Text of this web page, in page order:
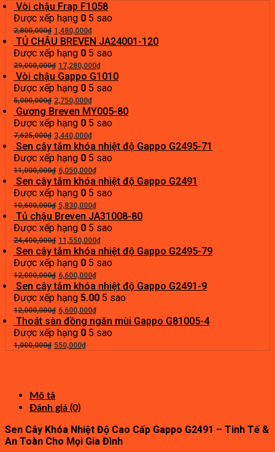
Vòi chậu Frap F1058
Được xếp hạng 0 5 sao
2,800,000₫ Giá
gốc
là:
2,800,000₫.
1,480,000₫Giá
hiện
tại
là:
1,480,000₫.
TỦ CHẬU BREVEN JA24001-120
Được xếp hạng 0 5 sao
29,000,000₫ Giá
gốc
là:
29,000,000₫.
17,280,000₫Giá
hiện
tại
17,280,000₫.
Vòi chậu Gappo G1010
Được xếp hạng 0 5 sao
5,000,000₫ Giá
gốc
là:
5,000,000₫.
2,750,000₫Giá
hiện
tại
là:
2,750,000₫.
Gương Breven MY005-80
Được xếp hạng 0 5 sao
7,625,000₫ Giá
gốc
là:
7,625,000₫.
3,440,000₫Giá
hiện
tại
là:
3,440,000₫.
Sen cây tắm khóa nhiệt độ Gappo G2495-71
Được xếp hạng 0 5 sao
11,000,000₫ Giá
gốc
là:
11,000,000₫.
6,050,000₫Giá
hiện
tại
là:
6,050,000₫.
Sen cây tắm khóa nhiệt độ Gappo G2491
Được xếp hạng 0 5 sao
10,600,000₫ Giá
gốc
là:
10,600,000₫.
5,830,000₫Giá
hiện
tại
là:
5,830,000₫.
Tủ chậu Breven JA31008-80
Được xếp hạng 0 5 sao
24,400,000₫ Giá
gốc
là:
24,400,000₫.
11,550,000₫Giá
hiện
tại
11,550,000₫.
Sen cây tắm khóa nhiệt độ Gappo G2495-79
Được xếp hạng 0 5 sao
12,000,000₫ Giá
gốc
là:
12,000,000₫.
6,600,000₫Giá
hiện
tại
là:
6,600,000₫.
Sen cây tắm khóa nhiệt độ Gappo G2491-9
Được xếp hạng 5.00 5 sao
12,000,000₫ Giá
gốc
là:
12,000,000₫.
6,600,000₫Giá
hiện
tại
Thoát sàn đồng ngăn mùi Gappo G81005-4
Được xếp hạng 0 5 sao
1,000,000₫ Giá
550,000₫Giá
Mô tả
Đánh giá (0)
Sen Cây Khóa Nhiệt Độ Cao Cấp Gappo G2491 – Tinh Tế &
An Toàn Cho Mọi Gia Đình